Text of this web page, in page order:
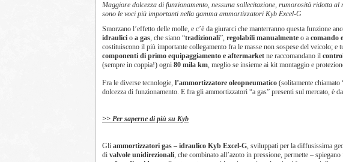
Maggiore dolcezza di funzionamento, nessuna sollecitazione, rumorosità ridotta al
sono le voci più importanti nella gamma ammortizzatori Kyb Excel-G
Smorzano l’effetto delle molle, e c’è da giurarci che manterranno questa funzione
idraulici o a gas, che siano “tradizionali”, regolabili manualmente o a comando
costituiscono il più importante collegamento fra le masse non sospese del veicolo; e
componenti di primo equipaggiamento e aftermarket ne raccomandano il
(sempre in coppia!) ogni 80 mila km, meglio se insieme ai kit montaggio e
Fra le diverse tecnologie, l’ammortizzatore oleopneumatico (solitamente chiamato
dolcezza di funzionamento. E fra gli ammortizzatori “a gas” presenti sul mercato, è
>> Per saperne di più su Kyb
Gli ammortizzatori gas – idraulico Kyb Excel-G, sviluppati per la diffusissima
di valvole unidirezionali, che combinato all’azoto in pressione, permette –